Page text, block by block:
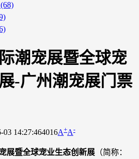
(68)
潮宠展暨全球宠
-广州潮宠展门票
03 14:27:464016A+A-
展暨全球宠业生态创新展 （简称：